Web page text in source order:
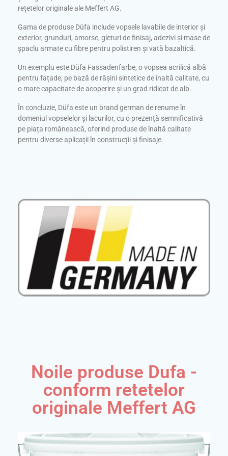
rețetelor originale ale Meffert AG.
Gama de produse Düfa include vopsele lavabile de interior și
exterior, grunduri, amorse, gleturi de finisaj, adezivi și mase de
șpaclu armate cu fibre pentru polistiren și vată bazaltică.
Un exemplu este Düfa Fassadenfarbe, o vopsea acrilică albă
pentru fațade, pe bază de rășini sintetice de înaltă calitate, cu
o mare capacitate de acoperire și un grad ridicat de alb.
În concluzie, Düfa este un brand german de renume în
domeniul vopselelor și lacurilor, cu o prezență semnificativă
pe piața românească, oferind produse de înaltă calitate
pentru diverse aplicații în construcții și finisaje.
Noile produse Dufa -
conform retetelor
originale Meffert AG